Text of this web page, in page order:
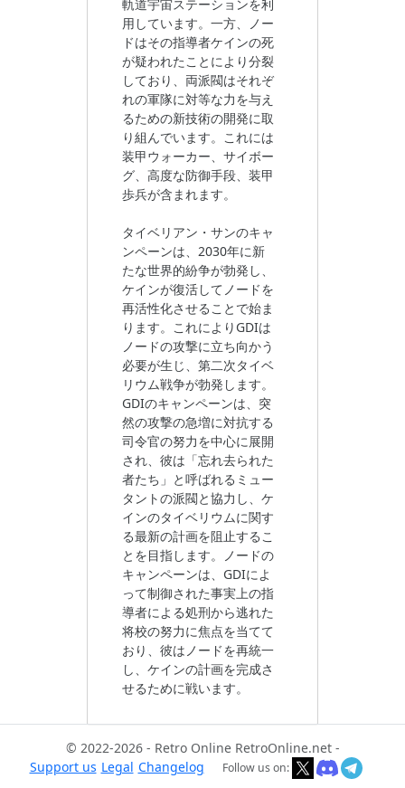
軌道宇宙ステーションを利
用しています。一方、ノー
ドはその指導者ケインの死
が疑われたことにより分裂
しており、両派閥はそれぞ
れの軍隊に対等な力を与え
るための新技術の開発に取
り組んでいます。これには
装甲ウォーカー、サイボー
グ、高度な防御手段、装甲
歩兵が含まれます。
タイベリアン・サンのキャ
ンペーンは、2030年に新
たな世界的紛争が勃発し、
ケインが復活してノードを
再活性化させることで始ま
ります。これによりGDIは
ノードの攻撃に立ち向かう
必要が生じ、第二次タイベ
リウム戦争が勃発します。
GDIのキャンペーンは、突
然の攻撃の急増に対抗する
司令官の努力を中心に展開
され、彼は「忘れ去られた
者たち」と呼ばれるミュー
タントの派閥と協力し、ケ
インのタイベリウムに関す
る最新の計画を阻止するこ
とを目指します。ノードの
キャンペーンは、GDIによ
って制御された事実上の指
導者による処刑から逃れた
将校の努力に焦点を当てて
おり、彼はノードを再統一
し、ケインの計画を完成さ
せるために戦います。
© 2022-2026 - Retro Online RetroOnline.net -
Support us Legal Changelog Follow us on: